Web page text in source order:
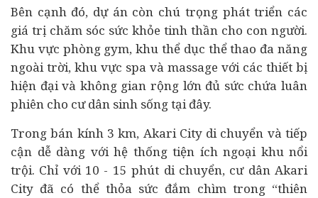
Bên cạnh đó, dự án còn chú trọng phát triển các
giá trị chăm sóc sức khỏe tinh thần cho con người.
Khu vực phòng gym, khu thể dục thể thao đa năng
ngoài trời, khu vực spa và massage với các thiết bị
hiện đại và không gian rộng lớn đủ sức chứa luân
phiên cho cư dân sinh sống tại đây.
Trong bán kính 3 km, Akari City di chuyển và tiếp
cận dễ dàng với hệ thống tiện ích ngoại khu nổi
trội. Chỉ với 10 - 15 phút di chuyển, cư dân Akari
City đã có thể thỏa sức đắm chìm trong “thiên